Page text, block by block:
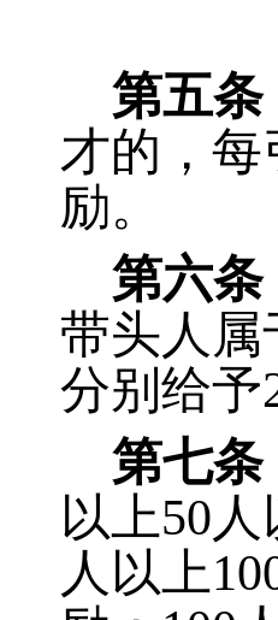
第五条
才的，每
励。
第六条
带头人
分别给予
第七条
以上50
人以上